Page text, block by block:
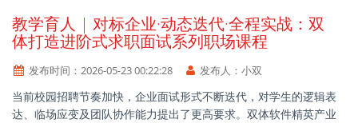
教学育人 | 对标企业·动态迭代·全程实战：双
体打造进阶式求职面试系列职场课程
发布时间： 2026-05-23 00:22:28 发布人： 小双
当前校园招聘节奏加快，企业面试形式不断迭代，对学生的逻辑表
达、临场应变及团队协作能力提出了更高要求。双体软件精英产业